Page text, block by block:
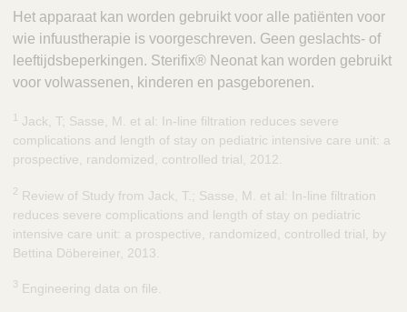
Het apparaat kan worden gebruikt voor alle patiënten voor
wie infuustherapie is voorgeschreven. Geen geslachts- of
leeftijdsbeperkingen. Sterifix® Neonat kan worden gebruikt
voor volwassenen, kinderen en pasgeborenen.
1 Jack, T; Sasse, M. et al: In-line filtration reduces severe
complications and length of stay on pediatric intensive care unit: a
prospective, randomized, controlled trial, 2012.
2 Review of Study from Jack, T.; Sasse, M. et al: In-line filtration
reduces severe complications and length of stay on pediatric
intensive care unit: a prospective, randomized, controlled trial, by
Bettina Döbereiner, 2013.
3 Engineering data on file.